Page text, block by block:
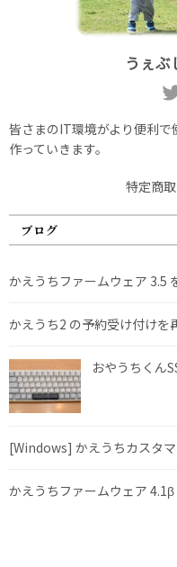
うぇぶ
皆さまのIT環境がより便利
作っていきます。
特定商
ブログ
かえうちファームウェア 3.5
かえうち2 の予約受け付けを
おやうちくん
[Windows] かえうちカスタ
かえうちファームウェア